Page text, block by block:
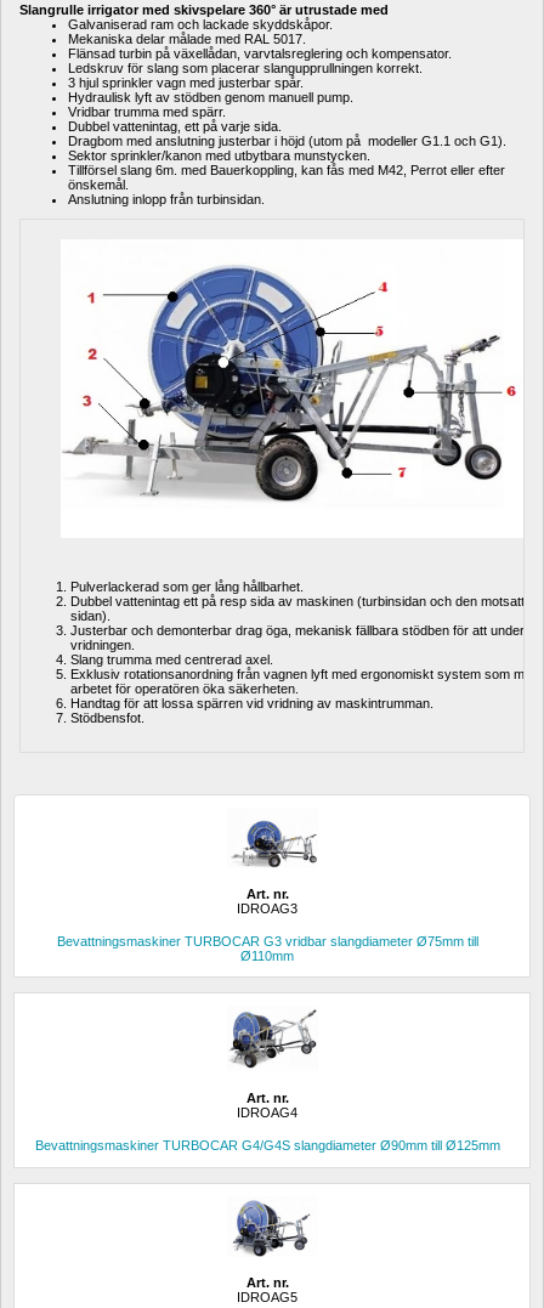
Slangrulle irrigator med skivspelare 360° är utrustade med
Galvaniserad ram och lackade skyddskåpor.
Mekaniska delar målade med RAL 5017.
Flänsad turbin på växellådan, varvtalsreglering och kompensator.
Ledskruv för slang som placerar slangupprullningen korrekt.
3 hjul sprinkler vagn med justerbar spår.
Hydraulisk lyft av stödben genom manuell pump.
Vridbar trumma med spärr.
Dubbel vattenintag, ett på varje sida.
Dragbom med anslutning justerbar i höjd (utom på modeller G1.1 och G1).
Sektor sprinkler/kanon med utbytbara munstycken
Tillförsel slang 6m. med Bauerkoppling, kan fås med M42, Perrot eller efter
önskemål.
Anslutning inlopp från turbinsidan.
Pulverlackerad som ger lång hållbarhet.
Dubbel vattenintag ett på resp sida av maskinen (turbinsidan och den motsatta
sidan).
Justerbar och demonterbar drag öga, mekanisk fällbara stödben för att
vridningen.
Slang trumma med centrerad axel.
Exklusiv rotationsanordning från vagnen lyft med ergonomiskt system som
arbetet för operatören öka säkerheten.
Handtag för att lossa spärren vid vridning av maskintrumman.
Stödbensfot.
Art. nr.
IDROAG3
Bevattningsmaskiner TURBOCAR G3 vridbar slangdiameter Ø75mm till
Ø110mm
Art. nr.
IDROAG4
Bevattningsmaskiner TURBOCAR G4/G4S slangdiameter Ø90mm till Ø125mm
Art. nr.
IDROAG5